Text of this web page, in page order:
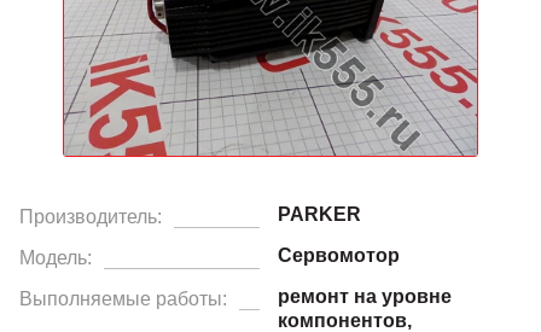
Производитель: PARKER
Модель: Сервомотор
Выполняемые работы:
ремонт на уровне
компонентов,